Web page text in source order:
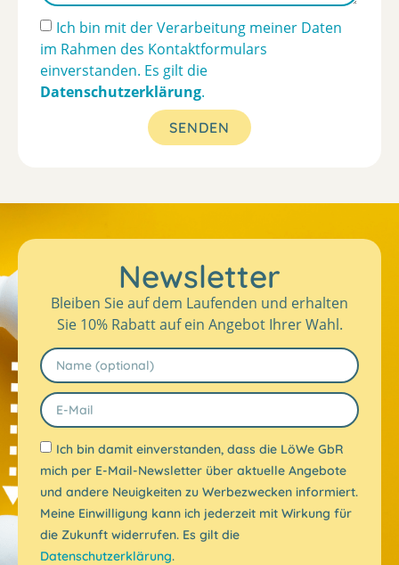
Ich bin mit der Verarbeitung meiner Daten
im Rahmen des Kontaktformulars
einverstanden. Es gilt die
Datenschutzerklärung.
SENDEN
Newsletter
Bleiben Sie auf dem Laufenden und erhalten
Sie 10% Rabatt auf ein Angebot Ihrer Wahl.
Ich bin damit einverstanden, dass die LöWe GbR
mich per E-Mail-Newsletter über aktuelle Angebote
und andere Neuigkeiten zu Werbezwecken informiert.
Meine Einwilligung kann ich jederzeit mit Wirkung für
die Zukunft widerrufen. Es gilt die
Datenschutzerklärung.